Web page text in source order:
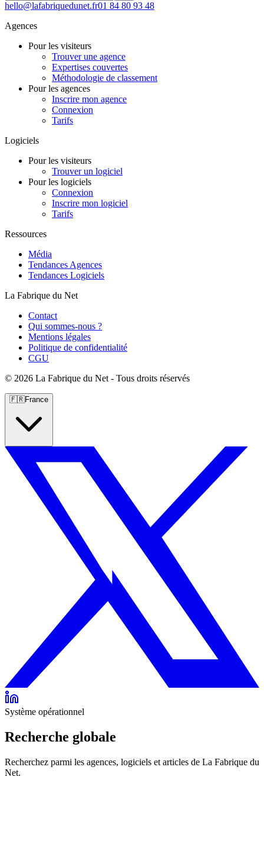
hello@lafabriquedunet.fr01 84 80 93 48
Agences
Pour les visiteurs
Trouver une agence
Expertises couvertes
Méthodologie de classement
Pour les agences
Inscrire mon agence
Connexion
Tarifs
Logiciels
Pour les visiteurs
Trouver un logiciel
Pour les logiciels
Connexion
Inscrire mon logiciel
Tarifs
Ressources
Média
Tendances Agences
Tendances Logiciels
La Fabrique du Net
Contact
Qui sommes-nous ?
Mentions légales
Politique de confidentialité
CGU
© 2026 La Fabrique du Net - Tous droits réservés
🇫🇷France
Système opérationnel
Recherche globale
Recherchez parmi les agences, logiciels et articles de La Fabrique du
Net.